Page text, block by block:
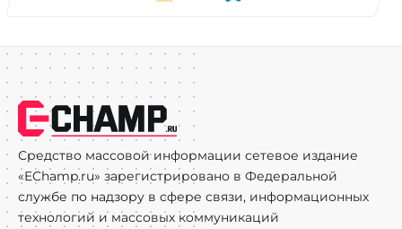
Средство массовой информации сетевое издание
«EChamp.ru» зарегистрировано в Федеральной
службе по надзору в сфере связи, информационных
технологий и массовых коммуникаций